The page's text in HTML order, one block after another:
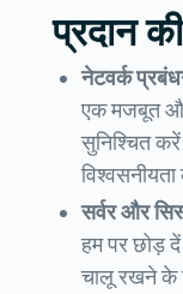
प्रदान
नेटवर्क
एक मजबूत और
सुनिश्चित
सर्वर और
हम पर छोड़
चालू रखने के